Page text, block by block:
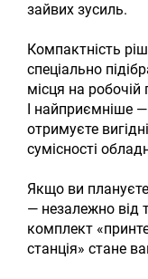
зайвих зусиль.
Компактність
спеціально
місця на
І найприємніше
отримуєте
сумісності
Якщо ви
— незалежно від
комплект
станція» стане